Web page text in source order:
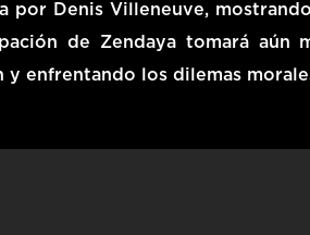
por Denis Villeneuve,
de Zendaya tomará aún
y enfrentando los dilemas